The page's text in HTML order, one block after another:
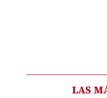
LAS